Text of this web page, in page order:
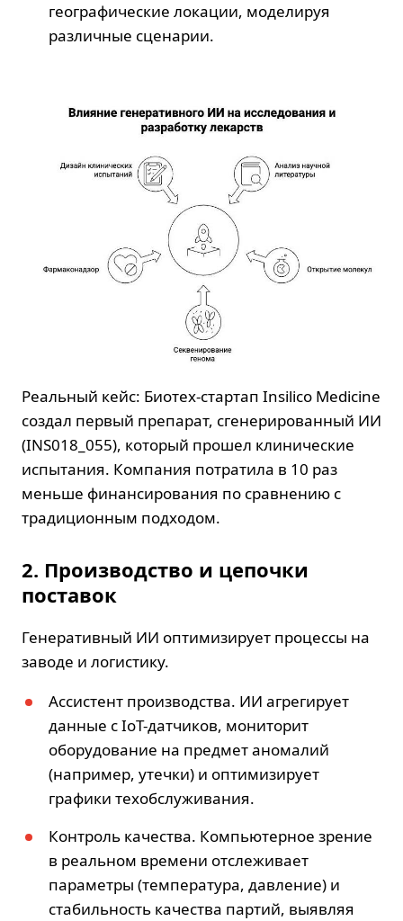
географические локации, моделируя
различные сценарии.
Реальный кейс: Биотех-стартап Insilico Medicine
создал первый препарат, сгенерированный ИИ
(INS018_055), который прошел клинические
испытания. Компания потратила в 10 раз
меньше финансирования по сравнению с
традиционным подходом.
2. Производство и цепочки
поставок
Генеративный ИИ оптимизирует процессы на
заводе и логистику.
Ассистент производства. ИИ агрегирует
данные с IoT-датчиков, мониторит
оборудование на предмет аномалий
(например, утечки) и оптимизирует
графики техобслуживания.
Контроль качества. Компьютерное зрение
в реальном времени отслеживает
параметры (температура, давление) и
стабильность качества партий, выявляя